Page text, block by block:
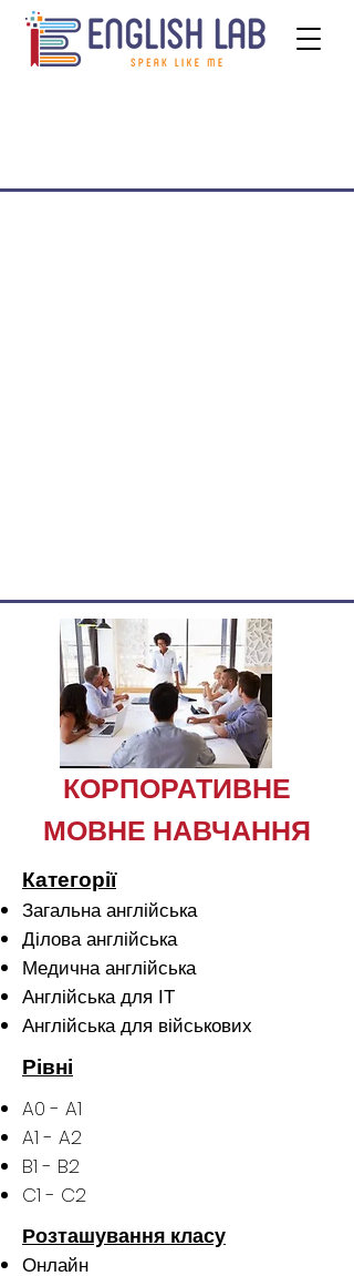
КОРПОРАТИВНЕ
МОВНЕ НАВЧАННЯ
Категорії
Загальна англійська
Ділова англійська
Медична англійська
Англійська для ІТ
Англійська для військових
Рівні
A0 - A1
A1 - A2
B1 - B2
C1 - C2
Розташування класу
Онлайн